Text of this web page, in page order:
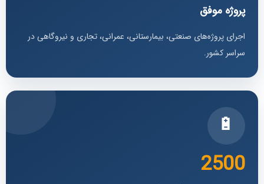
پروژه موفق
اجرای پروژه‌های صنعتی، بیمارستانی، عمرانی، تجاری و نیروگاهی در
سراسر کشور.
🔋
2500